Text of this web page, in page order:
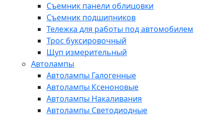
Съемник панели облицовки
Съемник подшипников
Тележка для работы под автомобилем
Трос буксировочный
Щуп измерительный
Автолампы
Автолампы Галогенные
Автолампы Ксеноновые
Автолампы Накаливания
Автолампы Светодиодные